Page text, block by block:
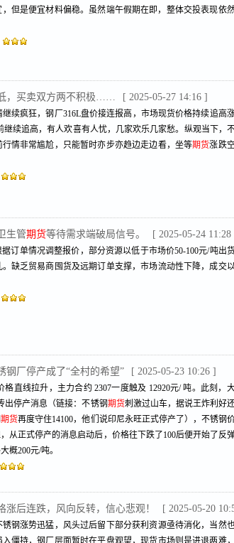
但是便宜材料偏稳。虽然端午假期在即，整体交投表现依
，买卖双方两不积极…… [ 2025-05-27 14:16 ]
续疯狂，钢厂316L盘价接连报高，市场现货价格持续追高
继续追高，有人欢喜有人忧，几家欢乐几家愁。纵观当下，
情非常尴尬，只能暂时亦步亦趋边走边看，坐等期货涨跌
生管期货等待需求端破局信号。 [ 2025-05-24 11:28
订单情况调整报价，部分资源以低于市场价50-100元/吨出
缺乏贸易商囤货及远期订单支撑，市场流动性下降，成交
钢厂停产成了“全村的希望” [ 2025-05-23 10:26 ]
格直线拉升，主力合约 2307一度触及 12920元/ 吨。此刻，
出停产消息（链接：不锈钢期货刺激过山车，据说王炸利好
期货再度守住14100，他们说印尼永旺正式停产了），不锈钢
从正式停产的消息启动后，价格往下跌了100后便开始了反
概200元/吨。
后连跌，风向反转，信心悲观！ [ 2025-05-20
钢涨势迅猛，风头过后留下部分获利资源亟待消化，当然
入僵持，钢厂层面暂时在平盘观望，现货市场则是进退两难